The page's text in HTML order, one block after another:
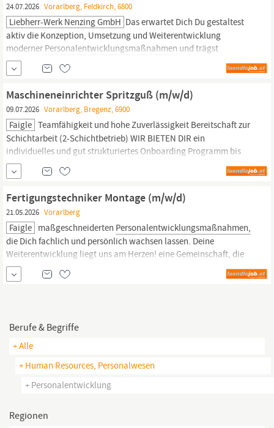
24.07.2026 Vorarlberg, Feldkirch, 6800
Liebherr-Werk Nenzing GmbH Das erwartet Dich Du gestaltest
aktiv die Konzeption, Umsetzung und Weiterentwicklung
moderner Personalentwicklungsmaßnahmen und trägst
maßgeblich zur Förderung unserer Talente bei Als vertrauensvolle
Ansprechperson und Sparringpartner unterstützt und berätst du
Führungskräfte sowie Mitarbeitende in allen Fragen der
Maschineneinrichter Spritzguß (m/w/d)
09.07.2026 Vorarlberg, Bregenz, 6900
Faigle Teamfähigkeit und hohe Zuverlässigkeit Bereitschaft zur
Schichtarbeit (2-Schichtbetrieb) WIR BIETEN DIR ein
individuelles und gut strukturiertes Onboarding Programm bis
hin zu maßgeschneiderten
Personalentwicklungsmaßnahmen,
die Dich fachlich und persönlich wachsen lassen. Deine
Weiterentwicklung liegt uns am Herzen! eine Gemeinschaft, die
füreinander...
Fertigungstechniker Montage (m/w/d)
21.05.2026 Vorarlberg
Faigle maßgeschneiderten Personalentwicklungsmaßnahmen,
die Dich fachlich und persönlich wachsen lassen. Deine
Weiterentwicklung liegt uns am Herzen! eine Gemeinschaft, die
füreinander einsteht. Unsere Kultur ist geprägt durch Vertrauen,
Wertschätzung und Offenheit! ein Arbeitsumfeld, wo Deine Ideen
Berufe & Begriffe
+ Alle
+ Human Resources, Personalwesen
+ Personalentwicklung
Regionen